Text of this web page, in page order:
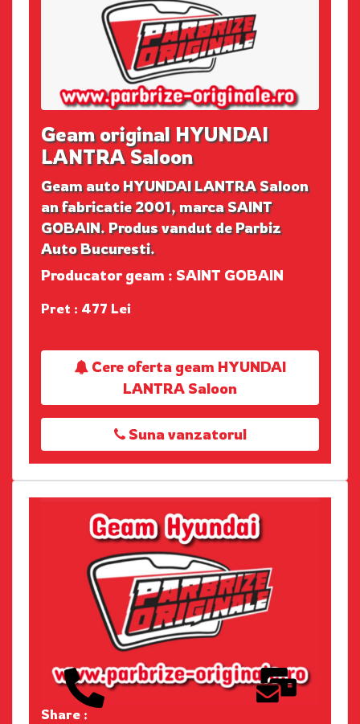
Geam original HYUNDAI
LANTRA Saloon
Geam auto HYUNDAI LANTRA Saloon
an fabricatie 2001, marca SAINT
GOBAIN. Produs vandut de Parbiz
Auto Bucuresti.
Producator geam : SAINT GOBAIN
Pret : 477 Lei
Cere oferta geam HYUNDAI
LANTRA Saloon
Suna vanzatorul
Share :